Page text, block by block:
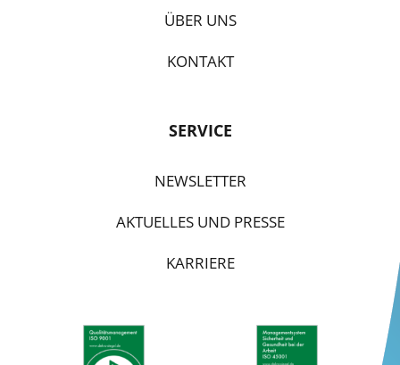
ÜBER UNS
KONTAKT
SERVICE
NEWSLETTER
AKTUELLES UND PRESSE
KARRIERE